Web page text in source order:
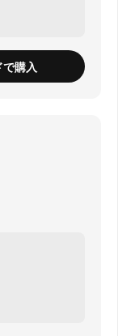
購入